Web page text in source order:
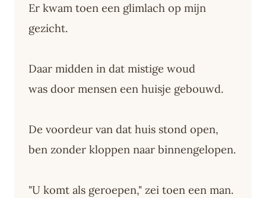
Er kwam toen een glimlach op mijn
gezicht.
Daar midden in dat mistige woud
was door mensen een huisje gebouwd.
De voordeur van dat huis stond open,
ben zonder kloppen naar binnengelopen.
"U komt als geroepen," zei toen een man.